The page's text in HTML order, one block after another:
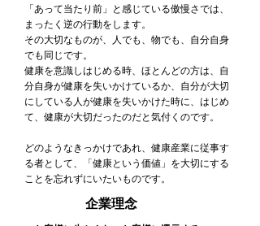
「あって当たり前」と感じている傲慢さでは、
まったく逆の行動をします。
その大切なものが、人でも、物でも、自分自身
でも同じです。
健康を意識しはじめる時、ほとんどの方は、自
分自身が健康を失いかけているか、自分が大切
にしている人が健康を失いかけた時に、はじめ
て、健康が大切だったのだと気付くのです。
どのようなきっかけであれ、健康産業に従事す
る者として、「健康という価値」を大切にする
ことを忘れずにいたいものです。
企業理念